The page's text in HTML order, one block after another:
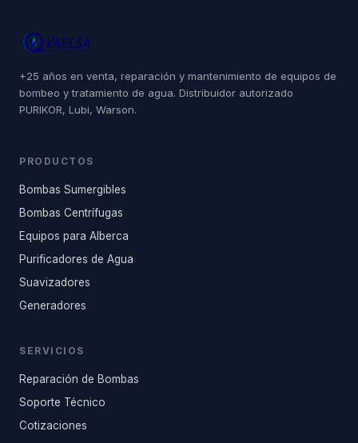
+25 años en venta, reparación y mantenimiento de equipos de
bombeo y tratamiento de agua. Distribuidor autorizado
PURIKOR, Lubi, Warson.
PRODUCTOS
Bombas Sumergibles
Bombas Centrífugas
Equipos para Alberca
Purificadores de Agua
Suavizadores
Generadores
SERVICIOS
Reparación de Bombas
Soporte Técnico
Cotizaciones